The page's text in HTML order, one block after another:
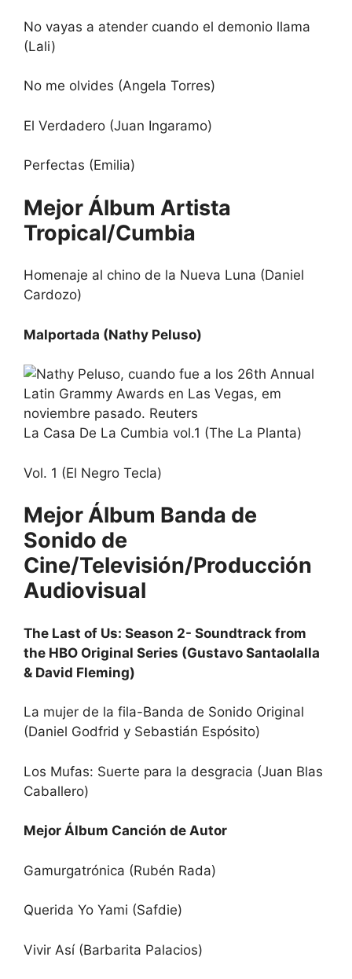
No vayas a atender cuando el demonio llama
(Lali)
No me olvides (Angela Torres)
El Verdadero (Juan Ingaramo)
Perfectas (Emilia)
Mejor Álbum Artista
Tropical/Cumbia
Homenaje al chino de la Nueva Luna (Daniel
Cardozo)
Malportada (Nathy Peluso)
La Casa De La Cumbia vol.1 (The La Planta)
Vol. 1 (El Negro Tecla)
Mejor Álbum Banda de
Sonido de
Cine/Televisión/Producción
Audiovisual
The Last of Us: Season 2- Soundtrack from
the HBO Original Series (Gustavo Santaolalla
& David Fleming)
La mujer de la fila-Banda de Sonido Original
(Daniel Godfrid y Sebastián Espósito)
Los Mufas: Suerte para la desgracia (Juan Blas
Caballero)
Mejor Álbum Canción de Autor
Gamurgatrónica (Rubén Rada)
Querida Yo Yami (Safdie)
Vivir Así (Barbarita Palacios)